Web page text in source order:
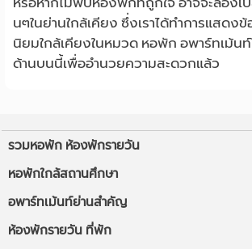
หรือหากไม่พบห้องพักที่ถูกใจ อาจจะลองเป
นๆในย่านใกล้เคียง ซึ่งเราได้ทำการแสดง
นิยมใกล้เคียงในหมวด หอพัก อพาร์ทเม้นท์
ด้านบนนี้เพื่ออำนวยความสะดวกแล้ว
รวมหอพัก ห้องพักรายวัน
หอพักใกล้ฉัน
ห้องพักรายวันใกล้ฉัน
หอพักใกล้มหาวิทยาลัย
หอพักใกล้สถานศึกษา
หอพัก ม.รังสิต
หอพัก มข
อพาร์ทเม้นท์ย่านสำคัญ
หอพัก ลาดพร้าว
ห้องพักรายวัน ที่พัก